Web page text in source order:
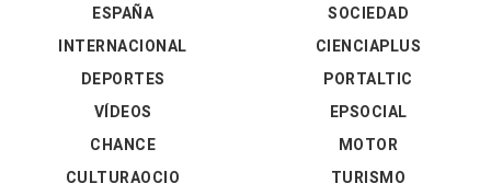
ESPAÑA
INTERNACIONAL
DEPORTES
VÍDEOS
SOCIEDAD
CIENCIAPLUS
PORTALTIC
EPSOCIAL
CHANCE
CULTURAOCIO
MOTOR
TURISMO